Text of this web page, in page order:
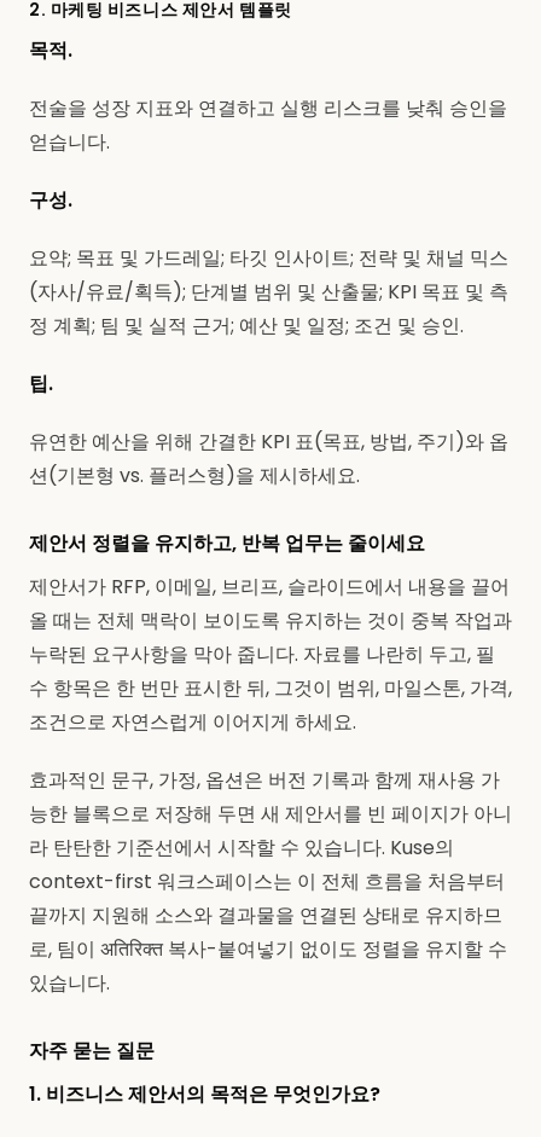
2. 마케팅 비즈니스 제안서 템플릿
목적.
전술을 성장 지표와 연결하고 실행 리스크를 낮춰 승인을
얻습니다.
구성.
요약; 목표 및 가드레일; 타깃 인사이트; 전략 및 채널 믹스
(자사/유료/획득); 단계별 범위 및 산출물; KPI 목표 및 측
정 계획; 팀 및 실적 근거; 예산 및 일정; 조건 및 승인.
팁.
유연한 예산을 위해 간결한 KPI 표(목표, 방법, 주기)와 옵
션(기본형 vs. 플러스형)을 제시하세요.
제안서 정렬을 유지하고, 반복 업무는 줄이세요
제안서가 RFP, 이메일, 브리프, 슬라이드에서 내용을 끌어
올 때는 전체 맥락이 보이도록 유지하는 것이 중복 작업과
누락된 요구사항을 막아 줍니다. 자료를 나란히 두고, 필
수 항목은 한 번만 표시한 뒤, 그것이 범위, 마일스톤, 가격,
조건으로 자연스럽게 이어지게 하세요.
효과적인 문구, 가정, 옵션은 버전 기록과 함께 재사용 가
능한 블록으로 저장해 두면 새 제안서를 빈 페이지가 아니
라 탄탄한 기준선에서 시작할 수 있습니다. Kuse의
context-first 워크스페이스는 이 전체 흐름을 처음부터
끝까지 지원해 소스와 결과물을 연결된 상태로 유지하므
로, 팀이 अतिरिक्त 복사-붙여넣기 없이도 정렬을 유지할 수
있습니다.
자주 묻는 질문
1. 비즈니스 제안서의 목적은 무엇인가요?